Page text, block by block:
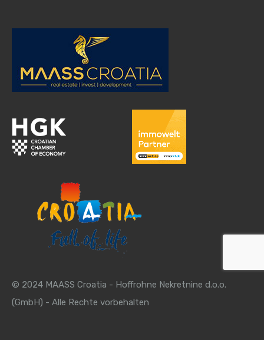
© 2024 MAASS Croatia - Hoffrohne Nekretnine d.o.o.
(GmbH) - Alle Rechte vorbehalten